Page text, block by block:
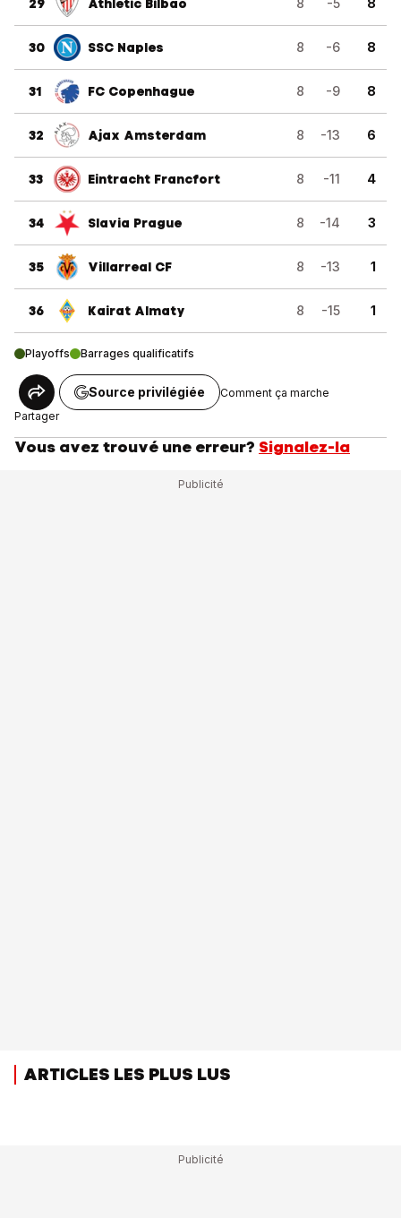
29 Athletic Bilbao 8 -5 8
30 SSC Naples 8 -6 8
31 FC Copenhague 8 -9 8
32 Ajax Amsterdam 8 -13 6
33 Eintracht Francfort 8 -11 4
34 Slavia Prague 8 -14 3
35 Villarreal CF 8 -13 1
36 Kairat Almaty 8 -15 1
Playoffs Barrages qualificatifs
Partager
Source privilégiée Comment ça marche
Vous avez trouvé une erreur? Signalez-la
ARTICLES LES PLUS LUS